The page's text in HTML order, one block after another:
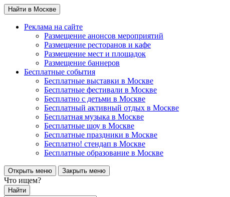
Найти в Москве
Реклама на сайте
Размещение анонсов мероприятий
Размещение ресторанов и кафе
Размещение мест и площадок
Размещение баннеров
Бесплатные события
Бесплатные выставки в Москве
Бесплатные фестивали в Москве
Бесплатно с детьми в Москве
Бесплатный активный отдых в Москве
Бесплатная музыка в Москве
Бесплатные шоу в Москве
Бесплатные праздники в Москве
Бесплатно! стендап в Москве
Бесплатные образование в Москве
Открыть меню Закрыть меню
Что ищем?
Найти